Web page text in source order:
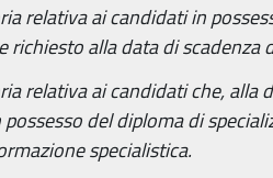
relativa ai candidati in
richiesto alla data di scadenza
relativa ai candidati che, alla
del diploma di
specialistica.